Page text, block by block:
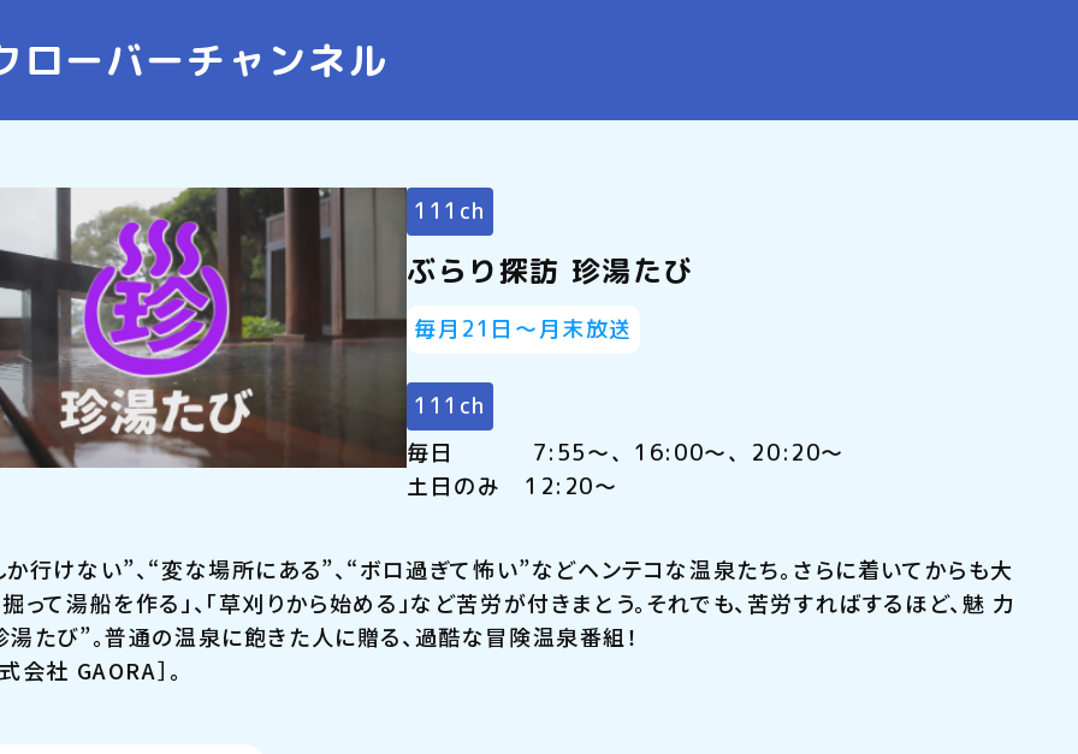
ローバーチャンネル
111ch
ぶらり探訪 珍湯たび
毎月21日～月末放送
111ch
毎日 7:55～、16:00～、20:20～
土日のみ 12:20～
行けない”、“変な場所にある”、“ボロ過ぎて怖い”などヘンテコな温泉たち。さらに着いてからも大
掘って湯船を作る」、「草刈りから始める」など苦労が付きまとう。それでも、苦労すればするほど、魅 力
湯たび”。普通の温泉に飽きた人に贈る、過酷な冒険温泉番組！
会社 GAORA］。